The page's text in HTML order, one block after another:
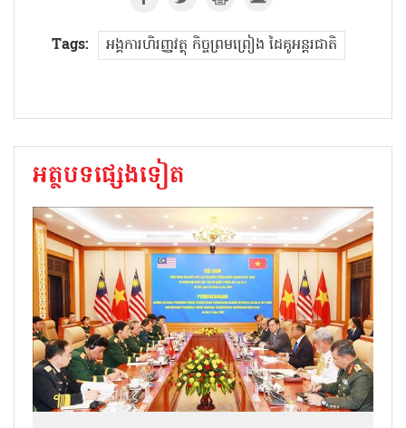
Tags: អង្គការហិរញ្ញវត្ថុ កិច្ចព្រមព្រៀង ដៃគូអន្តរជាតិ
អត្ថបទផ្សេងទៀត